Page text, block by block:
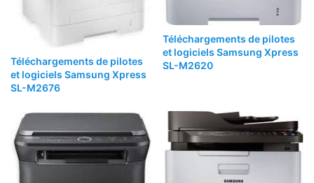
Téléchargements de pilotes
et logiciels Samsung Xpress
SL-M2676
Téléchargements de pilotes
et logiciels Samsung Xpress
SL-M2620